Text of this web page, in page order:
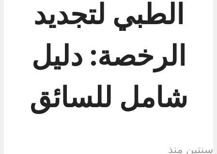
الطبي لتجديد
الرخصة: دليل
شامل للسائق
سنتين منذ